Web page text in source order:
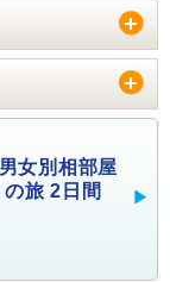
女別相部屋
旅 2日間